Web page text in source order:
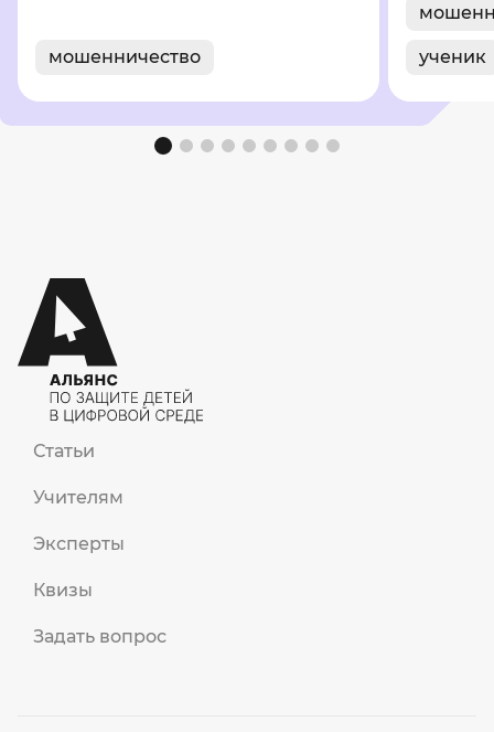
мошенничество ученик
Статьи
Учителям
Эксперты
Квизы
Задать вопрос